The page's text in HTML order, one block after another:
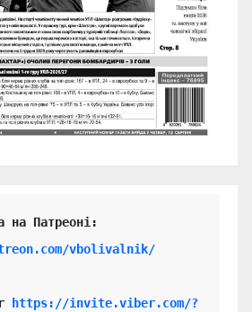
vbolivalnik/
https://invite.viber.com/?